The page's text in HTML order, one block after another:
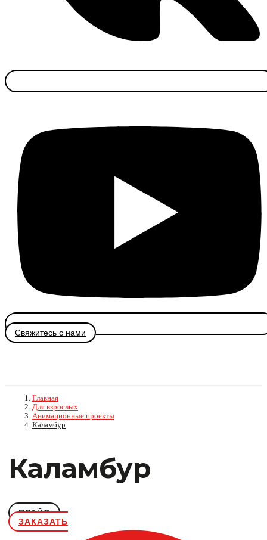
Свяжитесь с нами
Главная
Для взрослых
Анимационные проекты
Каламбур
Каламбур
ПРАЙС
ЗАКАЗАТЬ